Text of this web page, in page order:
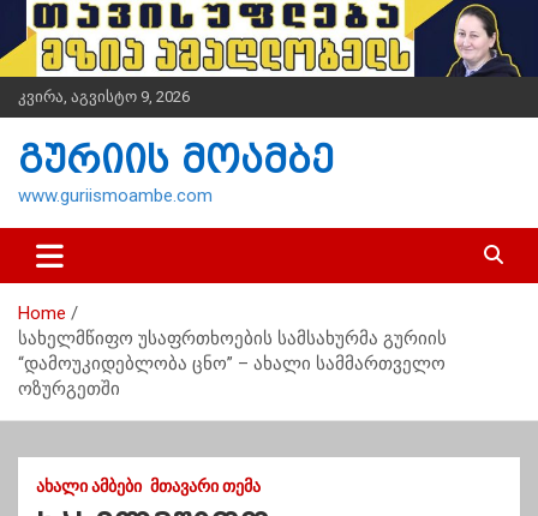
i
t
n
კვირა, აგვისტო 9, 2026
გურიის მოამბე
www.guriismoambe.com
Home
სახელმწიფო უსაფრთხოების სამსახურმა გურიის
“დამოუკიდებლობა ცნო” – ახალი სამმართველო
ოზურგეთში
ᲐᲮᲐᲚᲘ ᲐᲛᲑᲔᲑᲘ ᲛᲗᲐᲕᲐᲠᲘ ᲗᲔᲛᲐ